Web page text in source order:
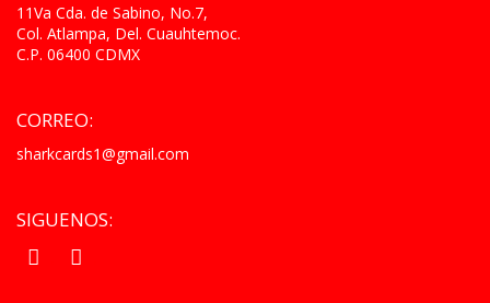
11Va Cda. de Sabino, No.7,
Col. Atlampa, Del. Cuauhtemoc.
C.P. 06400 CDMX
CORREO:
sharkcards1@gmail.com
SIGUENOS: